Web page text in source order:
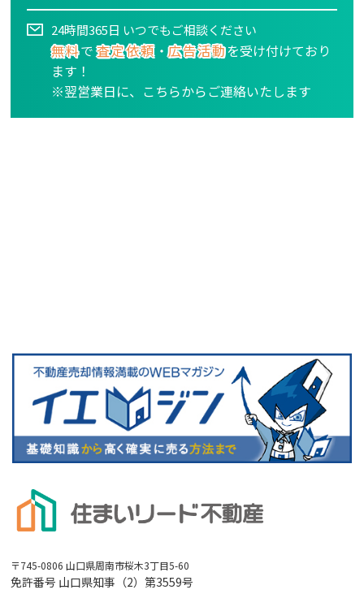
24時間365日 いつでもご相談ください
無料で査定依頼 ・広告活動を受け付けており
ます！
※翌営業日に、こちらからご連絡いたします
〒745-0806 山口県周南市桜木3丁目5-60
免許番号 山口県知事（2）第3559号